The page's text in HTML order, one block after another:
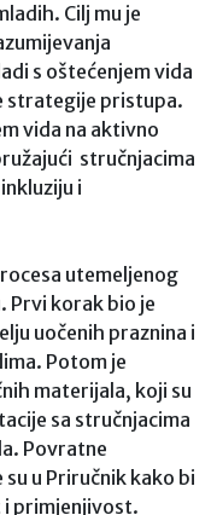
Cilj mu je
s oštećenjem vida
strategije pristupa.
vida na aktivno
stručnjacima
i
utemeljenog
Prvi korak bio je
uočenih praznina i
Potom je
materijala, koji su
sa stručnjacima
Povratne
u Priručnik kako bi
i primjenjivost.